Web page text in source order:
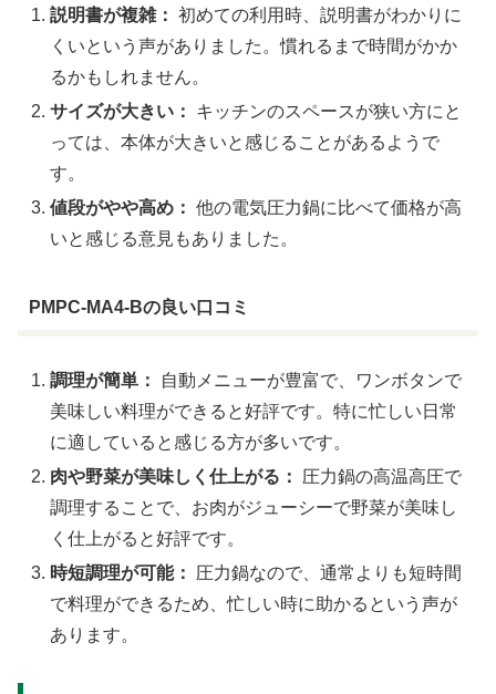
説明書が複雑： 初めての利用時、説明書がわかりに
くいという声がありました。慣れるまで時間がかか
るかもしれません。
サイズが大きい：
キッチンのスペースが狭い方にと
っては、本体が大きいと感じることがあるようで
す。
値段がやや高め： 他の電気圧力鍋に比べて価格が高
いと感じる意見もありました。
PMPC-MA4-Bの良い口コミ
調理が簡単：
自動メニューが豊富で、ワンボタンで
美味しい料理ができると好評です。特に忙しい日常
に適していると感じる方が多いです。
肉や野菜が美味しく仕上がる：
圧力鍋の高温高圧で
調理することで、お肉がジューシーで野菜が美味し
く仕上がると好評です。
時短調理が可能：
圧力鍋なので、通常よりも短時間
で料理ができるため、忙しい時に助かるという声が
あります。